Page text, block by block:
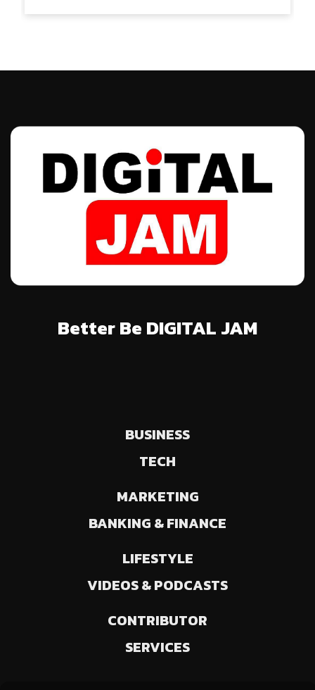
Better Be DIGITAL JAM
BUSINESS
TECH
MARKETING
BANKING & FINANCE
LIFESTYLE
VIDEOS & PODCASTS
CONTRIBUTOR
SERVICES